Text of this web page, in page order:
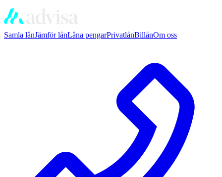
Samla lånJämför lånLåna pengarPrivatlånBillånOm oss